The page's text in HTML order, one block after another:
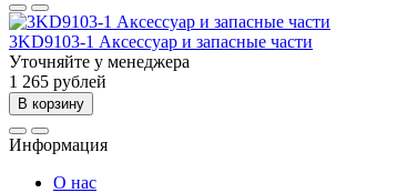
3KD9103-1 Аксессуар и запасные части
Уточняйте у менеджера
1 265 рублей
В корзину
Информация
О нас